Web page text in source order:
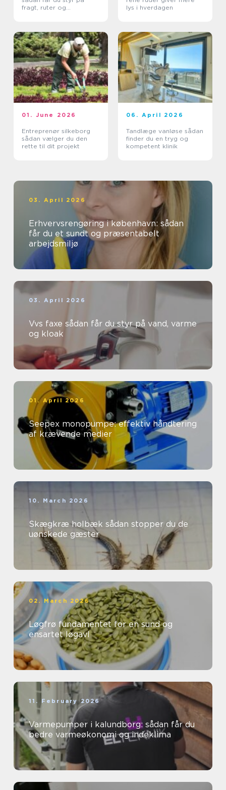
fragt, ruter og
lys i hverdagen
01. June 2026
Entreprenør silkeborg
sådan vælger du den
rette til dit projekt
06. April 2026
Tandlæge vanløse sådan
finder du en tryg og
kompetent klinik
03. April 2026
Erhvervsrengøring i københavn: sådan
får du et sundt og præsentabelt
arbejdsmiljø
03. April 2026
Vvs faxe sådan får du styr på vand, varme
og kloak
01. April 2026
Seepex monopumpe: effektiv håndtering
af krævende medier
10. March 2026
Skægkræ holbæk sådan stopper du de
uønskede gæster
02. March 2026
Løgfrø fundamentet for en sund og
ensartet løgavl
11. February 2026
Varmepumper i kalundborg: sådan får du
bedre varmeøkonomi og indeklima